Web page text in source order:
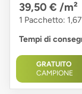
39,50 € /m²
1 Pacchetto:
Tempi di
GRATUITO
CAMPIONE